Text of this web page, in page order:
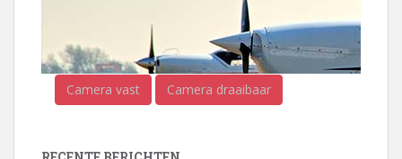
Camera vast Camera draaibaar